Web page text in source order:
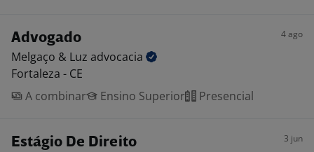
Advogado 4 ago
Melgaço & Luz advocacia
Fortaleza - CE
A combinar
Ensino Superior Presencial
Estágio De Direito 3 jun